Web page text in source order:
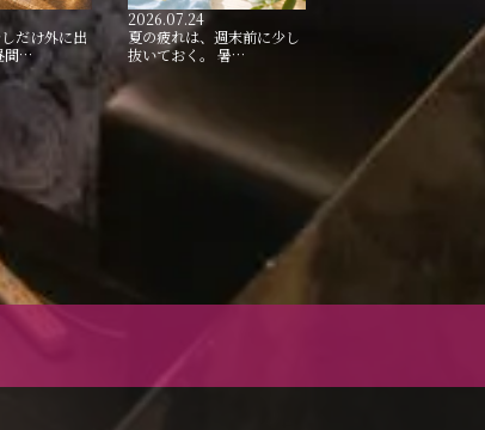
だけ外に出
間…
2026.07.24
夏の疲れは、週末前に少し
抜いておく。 暑…